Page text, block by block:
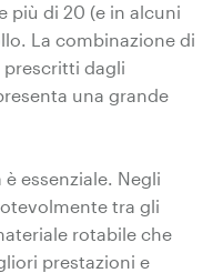
più di 20 (e in alcuni
La combinazione di
dagli
una grande
essenziale. Negli
tra gli
rotabile che
prestazioni e